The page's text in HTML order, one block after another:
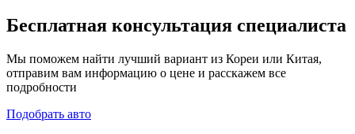
Бесплатная консультация специалиста
Мы поможем найти лучший вариант из Кореи или Китая,
отправим вам информацию о цене и расскажем все
подробности
Подобрать авто